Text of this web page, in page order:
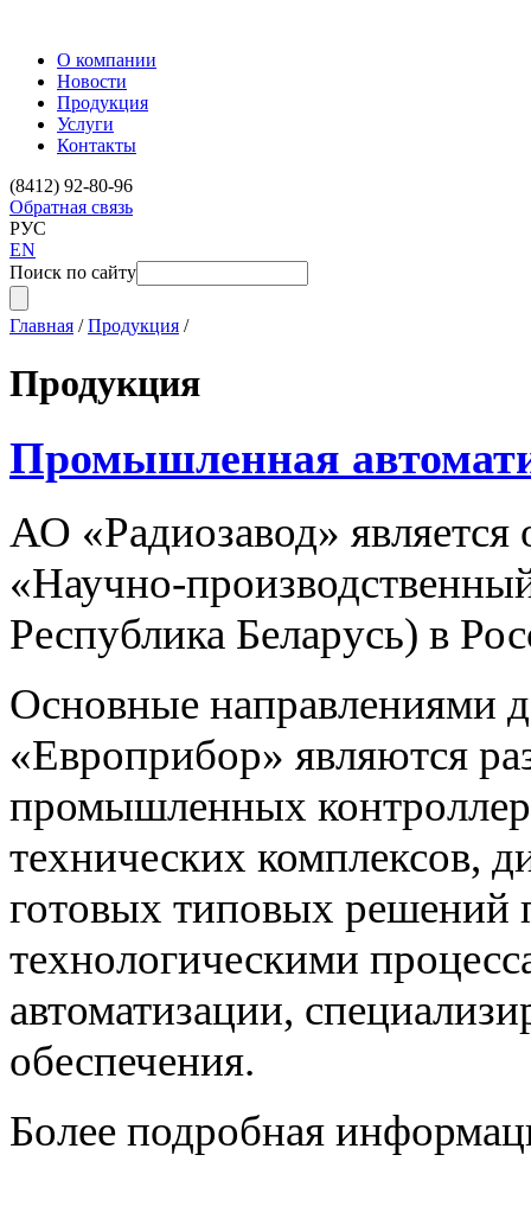
О компании
Новости
Продукция
Услуги
Контакты
(8412) 92-80-96
Обратная связь
РУС
EN
Поиск по сайту
Главная /Продукция /
Продукция
Промышленная
АО «Радиозавод»
«Научно-
Республика Беларусь) в
Основные
«Европрибор» являются
промышленных
технических комплексов,
готовых типовых решений
технологическими
автоматизации,
обеспечения.
Более подробная